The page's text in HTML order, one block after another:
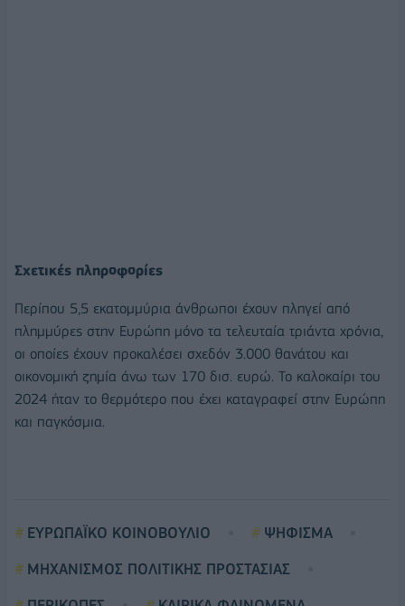
Σχετικές πληροφορίες
Περίπου 5,5 εκατομμύρια άνθρωποι έχουν πληγεί από
πλημμύρες στην Ευρώπη μόνο τα τελευταία τριάντα χρόνια,
οι οποίες έχουν προκαλέσει σχεδόν 3.000 θανάτου και
οικονομική ζημία άνω των 170 δισ. ευρώ. Το καλοκαίρι του
2024 ήταν το θερμότερο που έχει καταγραφεί στην Ευρώπη
και παγκόσμια.
ΕΥΡΩΠΑΪΚΟ ΚΟΙΝΟΒΟΥΛΙΟ
ΨΗΦΙΣΜΑ
ΜΗΧΑΝΙΣΜΟΣ ΠΟΛΙΤΙΚΗΣ ΠΡΟΣΤΑΣΙΑΣ